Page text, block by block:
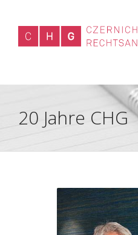
20 Jahre CHG